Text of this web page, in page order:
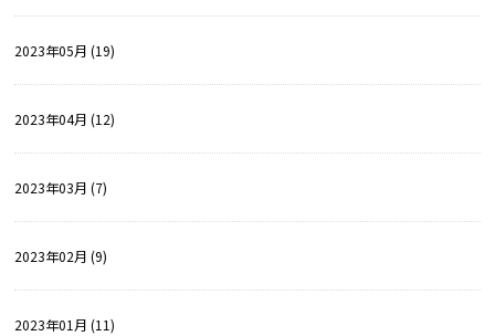
2023年05月 (19)
2023年04月 (12)
2023年03月 (7)
2023年02月 (9)
2023年01月 (11)